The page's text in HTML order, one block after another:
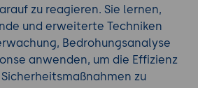
zu reagieren. Sie lernen,
und erweiterte Techniken
Bedrohungsanalyse
anwenden, um die Effizienz
zu